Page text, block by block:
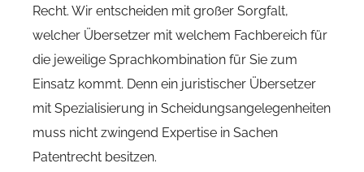
Recht. Wir entscheiden mit großer Sorgfalt,
welcher Übersetzer mit welchem Fachbereich für
die jeweilige Sprachkombination für Sie zum
Einsatz kommt. Denn ein juristischer Übersetzer
mit Spezialisierung in Scheidungsangelegenheiten
muss nicht zwingend Expertise in Sachen
Patentrecht besitzen.